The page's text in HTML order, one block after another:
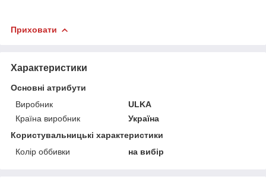
Приховати
Характеристики
Основні атрибути
Виробник
ULKA
Країна виробник
Україна
Користувальницькі характеристики
Колір оббивки
на вибір